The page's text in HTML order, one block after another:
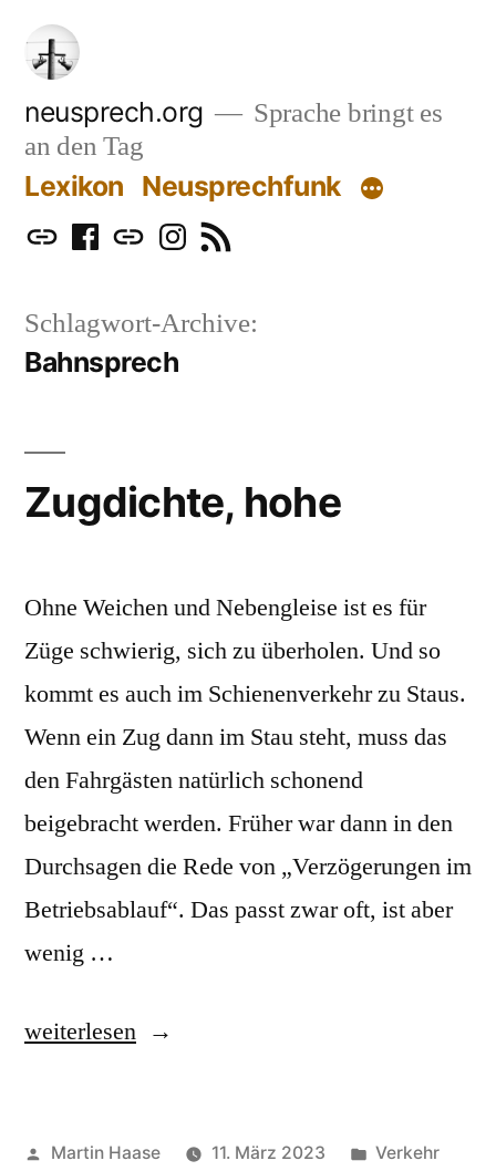
Zum
Inhalt
springen
neusprech.org
Sprache bringt es
an den Tag
Lexikon Neusprechfunk
MastodonFacebook
BlueskyInstagram
RSS
Schlagwort-Archive:
Bahnsprech
Zugdichte, hohe
Ohne Weichen und Nebengleise ist es für
Züge schwierig, sich zu überholen. Und so
kommt es auch im Schienenverkehr zu Staus.
Wenn ein Zug dann im Stau steht, muss das
den Fahrgästen natürlich schonend
beigebracht werden. Früher war dann in den
Durchsagen die Rede von „Verzögerungen im
Betriebsablauf“. Das passt zwar oft, ist aber
wenig …
„Zugdichte,
weiterlesen
Veröffentlicht
Martin Haase 11. März 2023
Veröffentlicht
Verkehr